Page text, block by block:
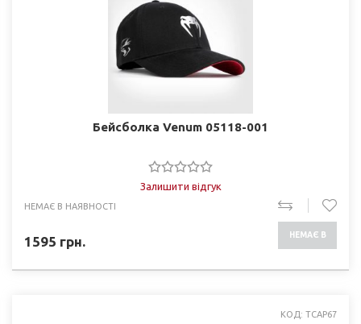
Бейсболка Venum 05118-001
Залишити відгук
НЕМАЄ В НАЯВНОСТІ
1595 грн. НЕМАЄ В
КОД: TCAP67